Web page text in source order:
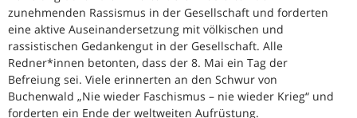
zunehmenden Rassismus in der Gesellschaft und forderten
eine aktive Auseinandersetzung mit völkischen und
rassistischen Gedankengut in der Gesellschaft. Alle
Redner*innen betonten, dass der 8. Mai ein Tag der
Befreiung sei. Viele erinnerten an den Schwur von
Buchenwald „Nie wieder Faschismus – nie wieder Krieg“ und
forderten ein Ende der weltweiten Aufrüstung.